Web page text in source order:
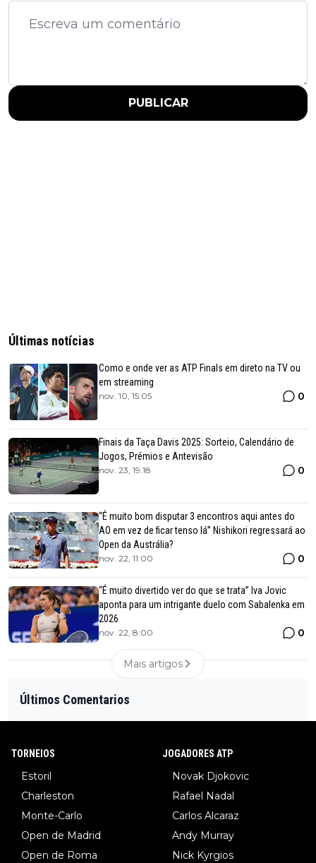
PUBLICAR
Últimas notícias
Como e onde ver as ATP Finals em direto na TV ou
em streaming
nov. 10, 15:05 0
Finais da Taça Davis 2025: Sorteio, Calendário de
Jogos, Prémios e Antevisão
nov. 23, 19:18 0
“É muito bom disputar 3 encontros aqui antes do
AO em vez de ficar tenso lá” Nishikori regressará ao
Open da Austrália?
nov. 22, 11:00 0
“É muito divertido ver do que se trata” Iva Jovic
aponta para um intrigante duelo com Sabalenka em
2026
nov. 22, 8:00 0
Mais artigos
Últimos Comentarios
TORNEIOS
Estoril
Charleston
Monte-Carlo
Open de Madrid
Open de Roma
JOGADORES ATP
Novak Djokovic
Rafael Nadal
Carlos Alcaraz
Andy Murray
Nick Kyrgios